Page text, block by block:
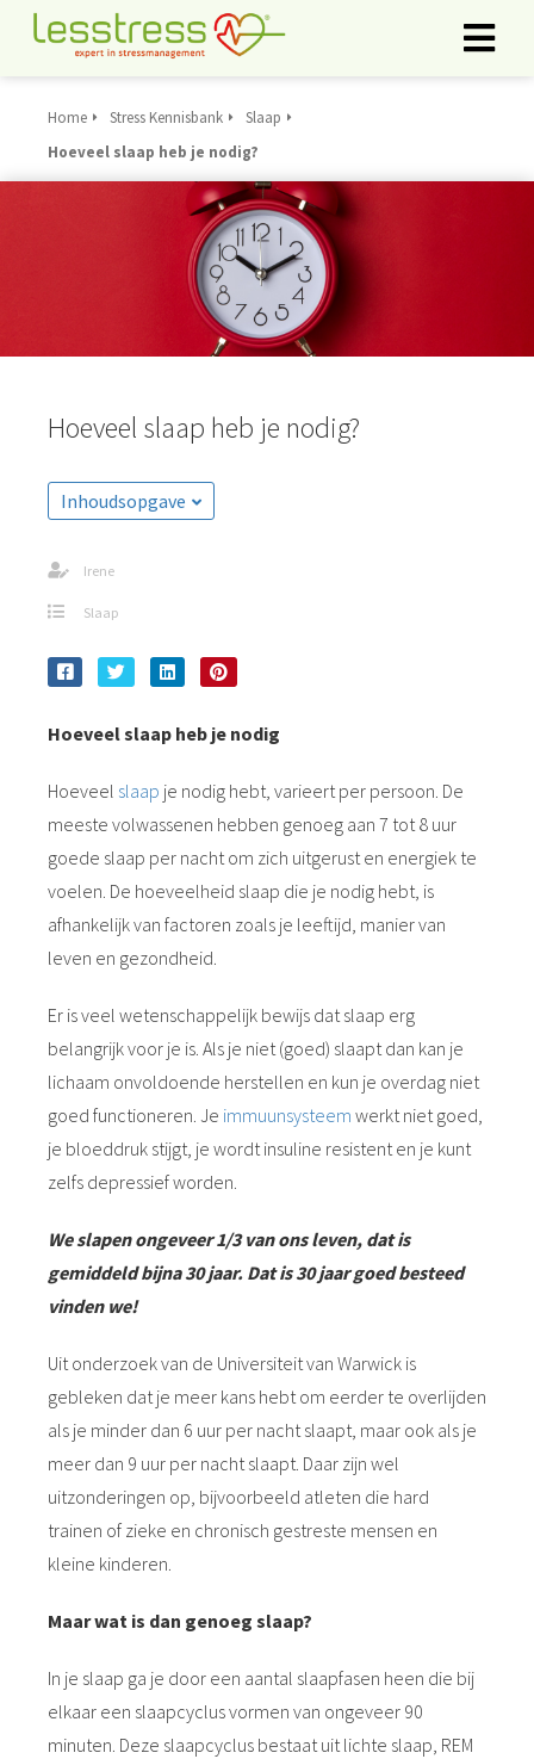
Home Stress Kennisbank
Slaap
Hoeveel slaap heb je nodig?
Hoeveel slaap heb je nodig?
Inhoudsopgave
Irene
Slaap
Hoeveel slaap heb je nodig
Hoeveel slaap je nodig hebt, varieert per persoon. De
meeste volwassenen hebben genoeg aan 7 tot 8 uur
goede slaap per nacht om zich uitgerust en energiek te
voelen. De hoeveelheid slaap die je nodig hebt, is
afhankelijk van factoren zoals je leeftijd, manier van
leven en gezondheid.
Er is veel wetenschappelijk bewijs dat slaap erg
belangrijk voor je is. Als je niet (goed) slaapt dan kan je
lichaam onvoldoende herstellen en kun je overdag niet
goed functioneren. Je immuunsysteem werkt niet goed,
je bloeddruk stijgt, je wordt insuline resistent en je kunt
zelfs depressief worden.
We slapen ongeveer 1/3 van ons leven, dat is
gemiddeld bijna 30 jaar. Dat is 30 jaar goed besteed
vinden we!
Uit onderzoek van de Universiteit van Warwick is
gebleken dat je meer kans hebt om eerder te overlijden
als je minder dan 6 uur per nacht slaapt, maar ook als je
meer dan 9 uur per nacht slaapt. Daar zijn wel
uitzonderingen op, bijvoorbeeld atleten die hard
trainen of zieke en chronisch gestreste mensen en
kleine kinderen.
Maar wat is dan genoeg slaap?
In je slaap ga je door een aantal slaapfasen heen die bij
elkaar een slaapcyclus vormen van ongeveer 90
minuten. Deze slaapcyclus bestaat uit lichte slaap, REM
Ze
deze
over
van
op
te
Hierdoor
website-
van